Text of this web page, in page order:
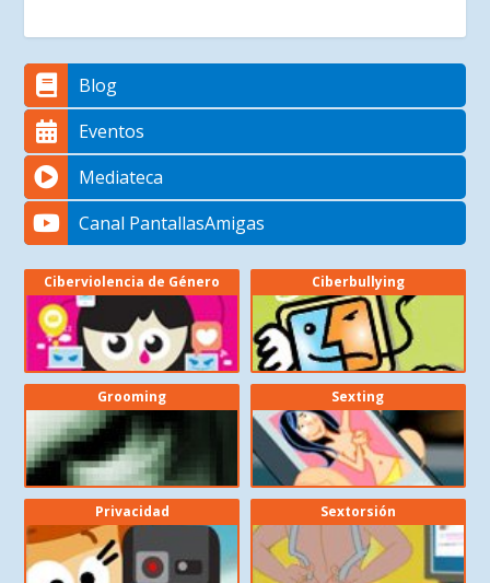
Blog
Eventos
Mediateca
Canal PantallasAmigas
Ciberviolencia de Género Ciberbullying
Grooming Sexting
Privacidad Sextorsión